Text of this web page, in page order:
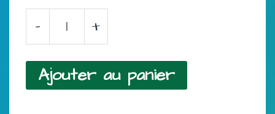
-
quantité
de
Pleurotes
bio-
+
Ajouter au panier